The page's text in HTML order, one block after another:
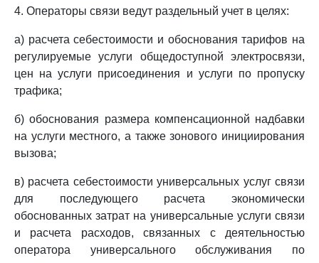
4. Операторы связи ведут раздельный учет в целях:
а) расчета себестоимости и обоснования тарифов на
регулируемые услуги общедоступной электросвязи,
цен на услуги присоединения и услуги по пропуску
трафика;
б) обоснования размера компенсационной надбавки
на услуги местного, а также зонового инициирования
вызова;
в) расчета себестоимости универсальных услуг связи
для последующего расчета экономически
обоснованных затрат на универсальные услуги связи
и расчета расходов, связанных с деятельностью
оператора универсального обслуживания по